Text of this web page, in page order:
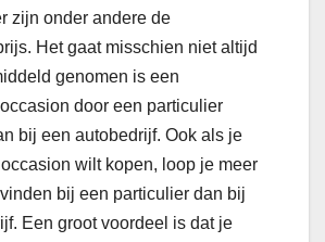
zijn onder andere de
Het gaat misschien niet altijd
genomen is een
door een particulier
bij een autobedrijf. Ook als je
wilt kopen, loop je meer
bij een particulier dan bij
Een groot voordeel is dat je